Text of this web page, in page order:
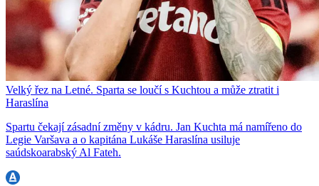
Velký řez na Letné. Sparta se loučí s Kuchtou a může ztratit i
Haraslína
Spartu čekají zásadní změny v kádru. Jan Kuchta má namířeno do
Legie Varšava a o kapitána Lukáše Haraslína usiluje
saúdskoarabský Al Fateh.